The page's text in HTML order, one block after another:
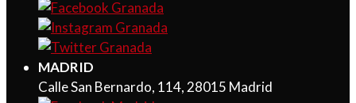
MADRID
Calle San Bernardo, 114, 28015 Madrid